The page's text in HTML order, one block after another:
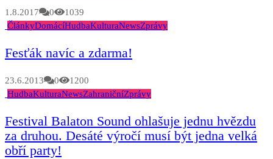
1.8.2017 0
1039
ČlánkyDomácíHudbaKulturaNewsZprávy
Fesťák navíc a zdarma!
23.6.2013 0
1200
HudbaKulturaNewsZahraničníZprávy
Festival Balaton Sound ohlašuje jednu hvězdu
za druhou. Desáté výročí musí být jedna velká
obří party!